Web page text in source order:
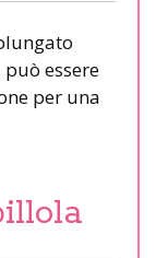
essere
per una